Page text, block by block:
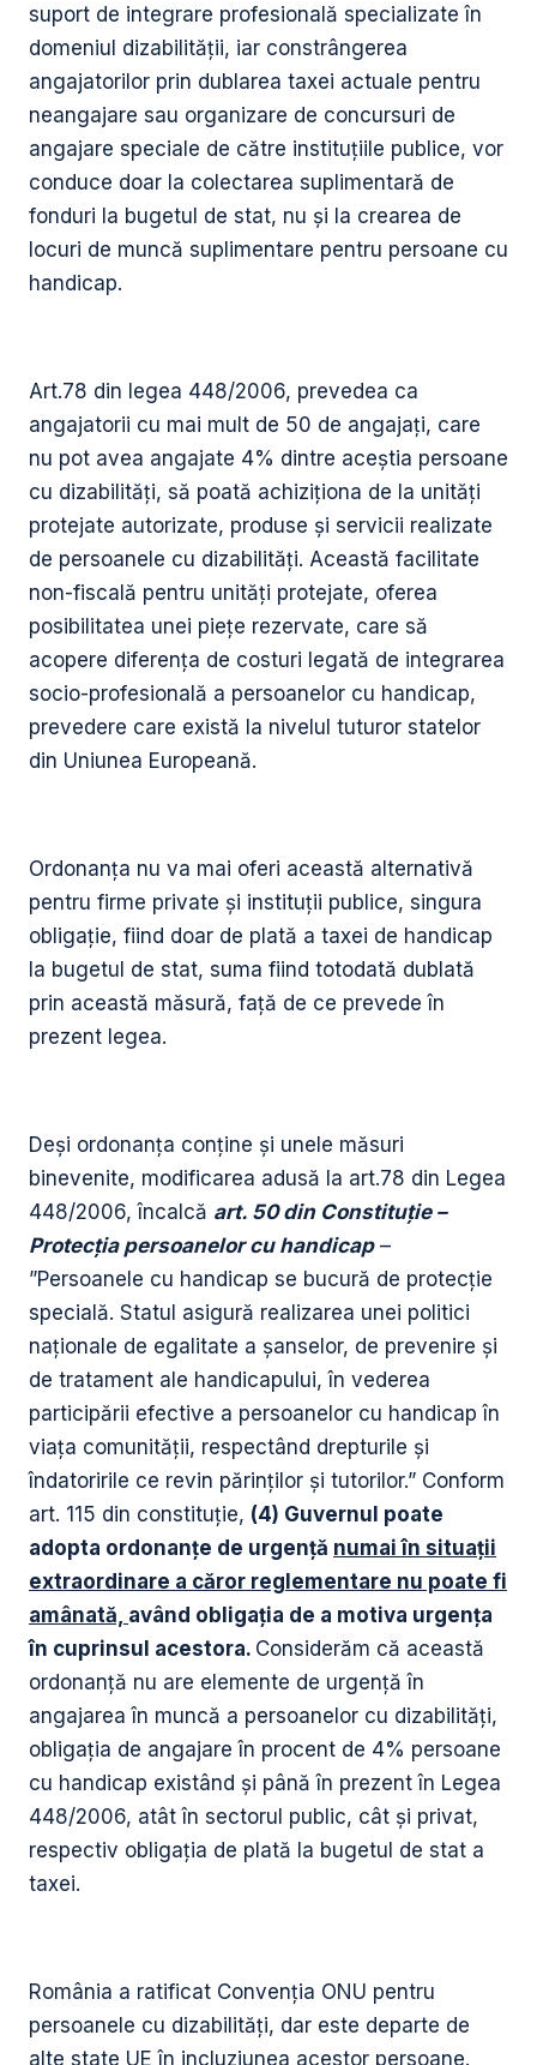
suport de integrare profesională specializate în
domeniul dizabilității, iar constrângerea
angajatorilor prin dublarea taxei actuale pentru
neangajare sau organizare de concursuri de
angajare speciale de către instituțiile publice, vor
conduce doar la colectarea suplimentară de
fonduri la bugetul de stat, nu și la crearea de
locuri de muncă suplimentare pentru persoane cu
handicap.
Art.78 din legea 448/2006, prevedea ca
angajatorii cu mai mult de 50 de angajați, care
nu pot avea angajate 4% dintre aceștia persoane
cu dizabilități, să poată achiziționa de la unități
protejate autorizate, produse și servicii realizate
de persoanele cu dizabilități. Această facilitate
non-fiscală pentru unități protejate, oferea
posibilitatea unei piețe rezervate, care să
acopere diferența de costuri legată de integrarea
socio-profesională a persoanelor cu handicap,
prevedere care există la nivelul tuturor statelor
din Uniunea Europeană.
Ordonanța nu va mai oferi această alternativă
pentru firme private și instituții publice, singura
obligație, fiind doar de plată a taxei de handicap
la bugetul de stat, suma fiind totodată dublată
prin această măsură, față de ce prevede în
prezent legea.
Deși ordonanța conține și unele măsuri
binevenite, modificarea adusă la art.78 din Legea
448/2006, încalcă art. 50 din Constituție –
Protecția persoanelor cu handicap–
”Persoanele cu handicap se bucură de protecție
specială. Statul asigură realizarea unei politici
naționale de egalitate a șanselor, de prevenire și
de tratament ale handicapului, în vederea
participării efective a persoanelor cu handicap în
viața comunității, respectând drepturile și
îndatoririle ce revin părinților și tutorilor.” Conform
art. 115 din constituție, (4) Guvernul poate
adopta ordonanțe de urgență numai în situații
extraordinare a căror reglementare nu poate fi
amânată, având obligația de a motiva urgența
în cuprinsul acestora. Considerăm că această
ordonanță nu are elemente de urgență în
angajarea în muncă a persoanelor cu dizabilități,
obligația de angajare în procent de 4% persoane
cu handicap existând și până în prezent în Legea
448/2006, atât în sectorul public, cât și privat,
respectiv obligația de plată la bugetul de stat a
taxei.
România a ratificat Convenția ONU pentru
persoanele cu dizabilități, dar este departe de
alte state UE în incluziunea acestor persoane.